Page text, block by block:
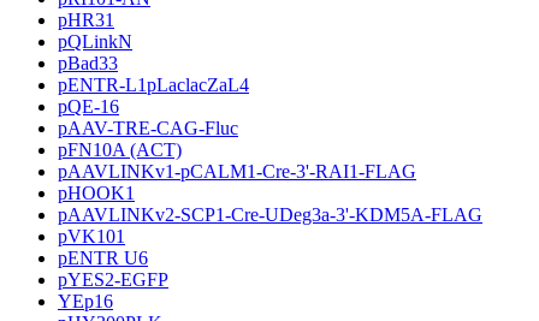
pHR31
pQLinkN
pBad33
pENTR-L1pLaclacZaL4
pQE-16
pAAV-TRE-CAG-Fluc
pFN10A (ACT)
pAAVLINKv1-pCALM1-Cre-3'-RAI1-FLAG
pHOOK1
pAAVLINKv2-SCP1-Cre-UDeg3a-3'-KDM5A-FLAG
pVK101
pENTR U6
pYES2-EGFP
YEp16